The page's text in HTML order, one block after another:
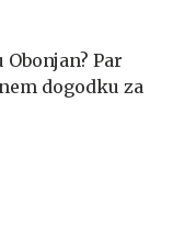
Par
dogodku za